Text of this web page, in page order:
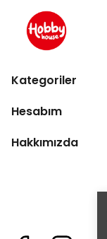
Kategoriler
Hesabım
Hakkımızda